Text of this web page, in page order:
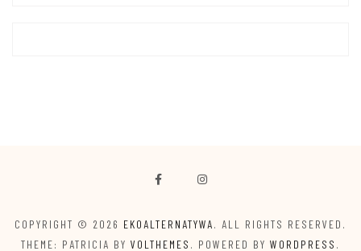
COPYRIGHT © 2026 EKOALTERNATYWA. ALL RIGHTS RESERVED.
THEME: PATRICIA BY VOLTHEMES . POWERED BY WORDPRESS .